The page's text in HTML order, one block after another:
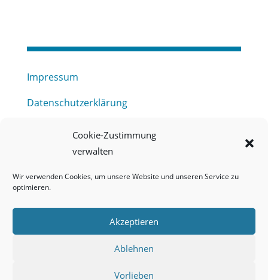
Cookie-Zustimmung
verwalten
Wir verwenden Cookies, um unsere Website und unseren Service zu
optimieren.
Akzeptieren
Ablehnen
Vorlieben
Impressum
Datenschutzerklärung
Haftungsausschluss
Barrierefreiheitserklärung
Meldestelle (HinSchG) des Erftverbandes
Onlineportal Grundwassernutzung